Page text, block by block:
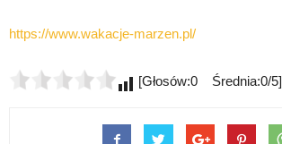
https://www.wakacje-marzen.pl/
[Głosów:0 Średnia:0/5]